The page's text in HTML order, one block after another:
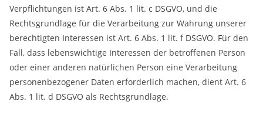
Verpflichtungen ist Art. 6 Abs. 1 lit. c DSGVO, und die
Rechtsgrundlage für die Verarbeitung zur Wahrung unserer
berechtigten Interessen ist Art. 6 Abs. 1 lit. f DSGVO. Für den
Fall, dass lebenswichtige Interessen der betroffenen Person
oder einer anderen natürlichen Person eine Verarbeitung
personenbezogener Daten erforderlich machen, dient Art. 6
Abs. 1 lit. d DSGVO als Rechtsgrundlage.